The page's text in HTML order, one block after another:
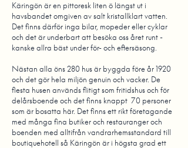
Käringön är en pittoresk liten ö längst ut i
havsbandet omgiven av salt kristallklart vatten.
Det finns därför inga bilar, mopeder eller cyklar
och det är underbart att besöka oss året runt -
kanske allra bäst under för- och eftersäsong.
Nästan alla öns 280 hus är byggda före år 1920
och det gör hela miljön genuin och vacker. De
flesta husen används flitigt som fritidshus och för
delårsboende och det finns knappt 70 personer
som är bosatta här. Det finns ett rikt företagande
med många fina butiker och restauranger och
boenden med alltifrån vandrarhemsstandard till
boutiquehotell så Käringön är i högsta grad ett